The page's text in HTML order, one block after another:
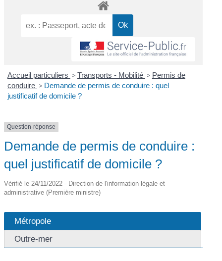
Accueil particuliers > Transports - Mobilité > Permis de
conduire > Demande de permis de conduire : quel
justificatif de domicile ?
Question-réponse
Demande de permis de conduire :
quel justificatif de domicile ?
Vérifié le 24/11/2022 - Direction de l'information légale et
administrative (Première ministre)
Métropole
Outre-mer